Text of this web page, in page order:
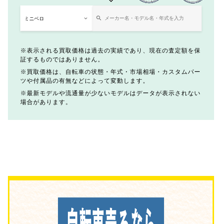
表示される買取価格は過去の実績であり、現在の査定額を保
証するものではありません。
買取価格は、自転車の状態・年式・市場相場・カスタムパー
ツや付属品の有無などによって変動します。
最新モデルや流通量が少ないモデルはデータが表示されない
場合があります。